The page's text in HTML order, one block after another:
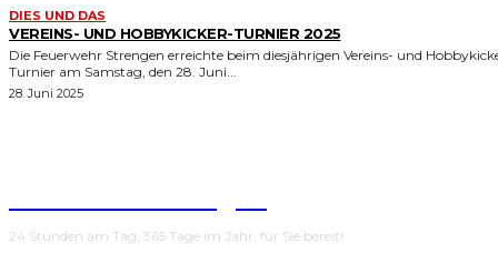
DIES UND DAS
VEREINS- UND HOBBYKICKER-TURNIER 2025
Die Feuerwehr Strengen erreichte beim diesjährigen Vereins- und
Turnier am Samstag, den 28. Juni...
28. Juni 2025
24 Stunden am Tag, 365 Tage im Jahr, für Sie bereit!